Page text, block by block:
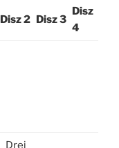
Disz 2 Disz 3
Disz
4
Drei